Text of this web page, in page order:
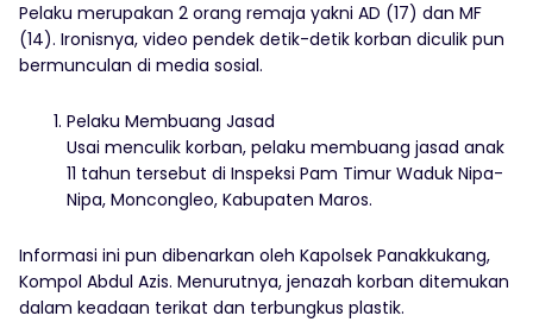
Pelaku merupakan 2 orang remaja yakni AD (17) dan MF
(14). Ironisnya, video pendek detik-detik korban diculik pun
bermunculan di media sosial.
Pelaku Membuang Jasad
Usai menculik korban, pelaku membuang jasad anak
11 tahun tersebut di Inspeksi Pam Timur Waduk Nipa-
Nipa, Moncongleo, Kabupaten Maros.
Informasi ini pun dibenarkan oleh Kapolsek Panakkukang,
Kompol Abdul Azis. Menurutnya, jenazah korban ditemukan
dalam keadaan terikat dan terbungkus plastik.